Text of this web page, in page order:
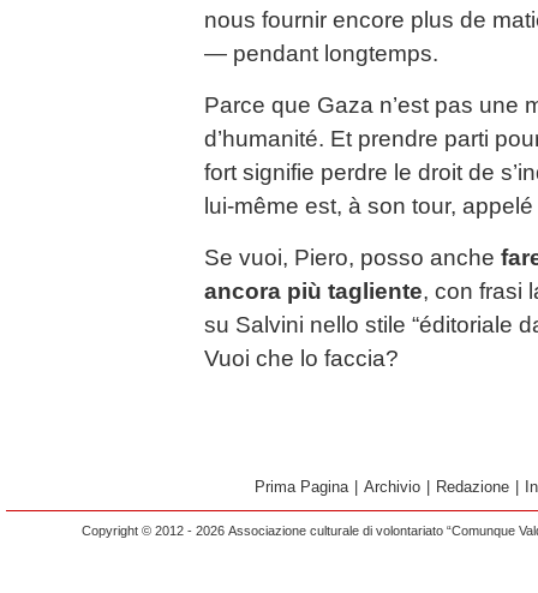
nous fournir encore plus de
— pendant longtemps.
Parce que Gaza n’est pas une
d’humanité. Et prendre parti
fort signifie perdre le droit de
lui-même est, à son tour,
Se vuoi, Piero, posso anche
ancora più tagliente, con frasi
su Salvini nello stile “éditoriale
Vuoi che lo faccia?
Prima Pagina Archivio Redazione
Copyright © 2012 - 2026 Associazione culturale di volontariato “Comunque